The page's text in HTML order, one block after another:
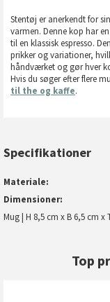
Stentøj er anerkendt for
varmen. Denne kop har
til en klassisk espresso.
prikker og variationer,
håndværket og gør hver
Hvis du søger efter flere
til the og kaffe.
Specifikationer
Materiale
Dimensioner
Mug | H 8,5 cm x B 6,5 cm x
Top